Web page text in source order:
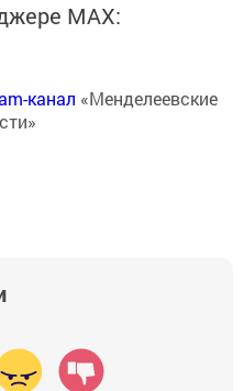
MАХ:
канал «Менделеевские